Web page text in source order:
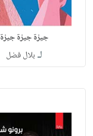
جيزة جيزة جيزة
لـ بلال فضل